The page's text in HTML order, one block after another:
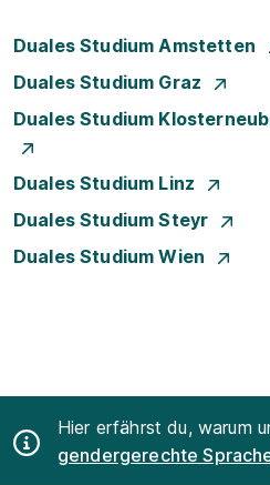
Duales Studium Amstetten
Duales Studium Graz
Duales Studium
Duales Studium Linz
Duales Studium Steyr
Duales Studium Wien
Hier erfährst du, warum
gendergerechte